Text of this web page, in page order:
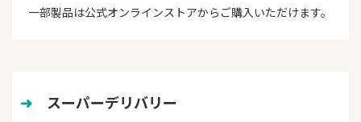
一部製品は公式オンラインストアからご購入いただけます。
➜ スーパーデリバリー